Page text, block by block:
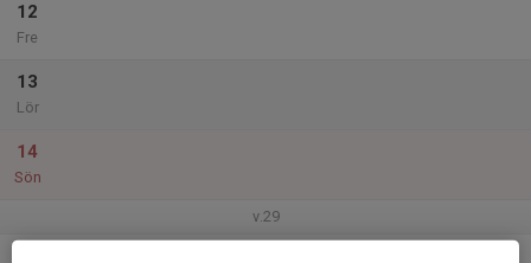
12
Fre
13
Lör
14
Sön
v.29